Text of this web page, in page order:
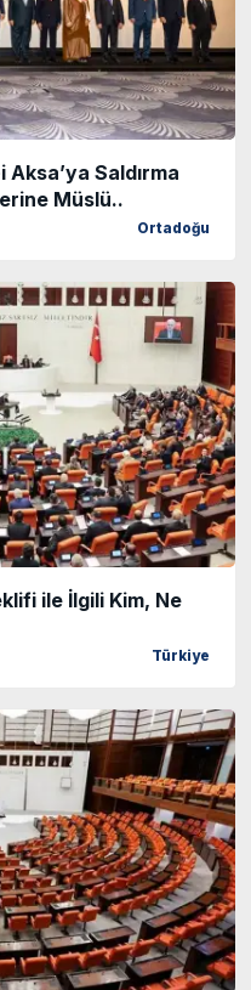
Aksa’ya Saldırma
Müslü..
Ortadoğu
ile İlgili Kim, Ne
Türkiye